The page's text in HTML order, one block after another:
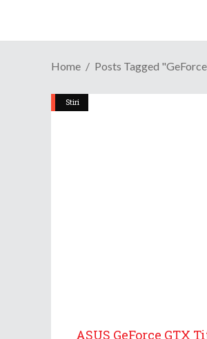
Home Posts Tagged
Stiri
ASUS GeForce GTX